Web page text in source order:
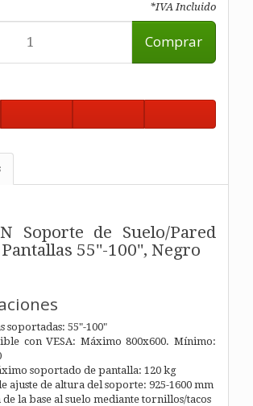
*IVA Incluido
Comprar
Soporte de Suelo/Pared
55"-100", Negro
soportadas: 55"-100"
con VESA: Máximo 800x600. Mínimo:
soportado de pantalla: 120 kg
ajuste de altura del soporte: 925-1600 mm
la base al suelo mediante tornillos/tacos